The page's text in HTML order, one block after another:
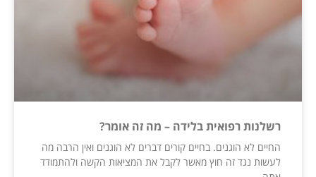
רשלנות רפואית בלידה – מה זה אומר?
החיים לא הוגנים. בחיים קורים דברים לא הוגנים ואין הרבה מה
לעשות נגד זה חוץ מאשר לקבל את המציאות הקשה ולהתמודד